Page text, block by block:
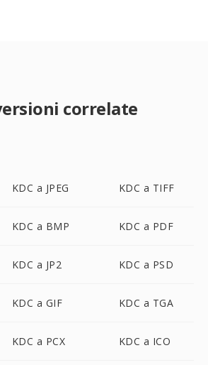
correlate
KDC a JPEG KDC a TIFF
KDC a BMP KDC a PDF
KDC a JP2 KDC a PSD
KDC a GIF KDC a TGA
KDC a PCX KDC a ICO